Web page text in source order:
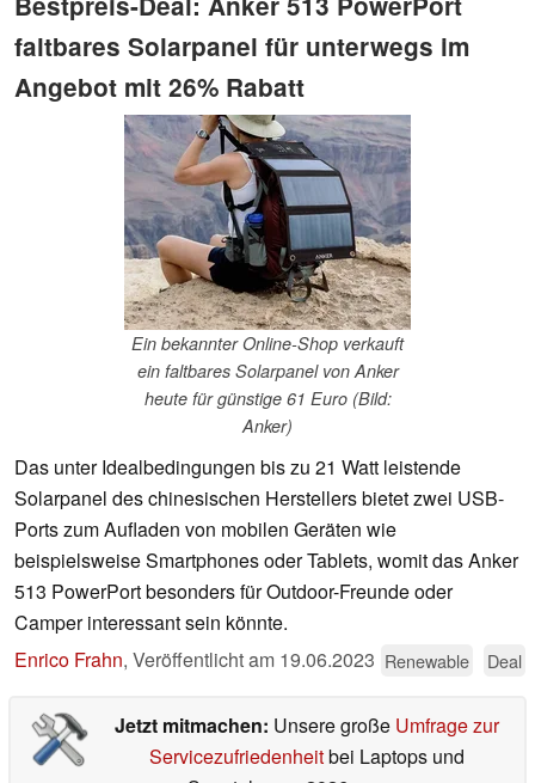
faltbares Solarpanel für unterwegs im
Angebot mit 26% Rabatt
Ein bekannter Online-Shop verkauft
ein faltbares Solarpanel von Anker
heute für günstige 61 Euro (Bild:
Anker)
Das unter Idealbedingungen bis zu 21 Watt leistende
Solarpanel des chinesischen Herstellers bietet zwei USB-
Ports zum Aufladen von mobilen Geräten wie
beispielsweise Smartphones oder Tablets, womit das Anker
513 PowerPort besonders für Outdoor-Freunde oder
Camper interessant sein könnte.
Enrico Frahn, Veröffentlicht am 19.06.2023 Renewable Deal
Jetzt mitmachen: Unsere große Umfrage zur
Servicezufriedenheitbei Laptops und